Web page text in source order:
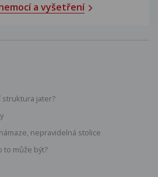
a vyšetření
struktura jater?
nepravidelná stolice
to může být?